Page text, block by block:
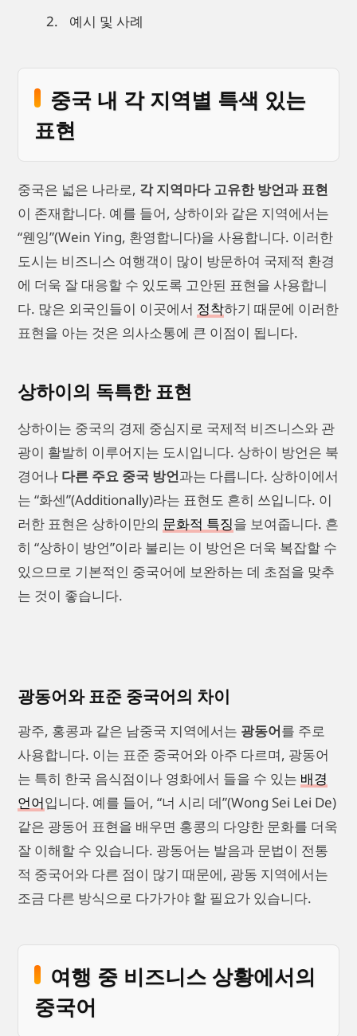
예시 및 사례
중국 내 각 지역별 특색 있는
표현
중국은 넓은 나라로, 각 지역마다 고유한 방언과 표현
이 존재합니다. 예를 들어, 상하이와 같은 지역에서는
“웬잉”(Wein Ying, 환영합니다)을 사용합니다. 이러한
도시는 비즈니스 여행객이 많이 방문하여 국제적 환경
에 더욱 잘 대응할 수 있도록 고안된 표현을 사용합니
다. 많은 외국인들이 이곳에서 정착하기 때문에 이러한
표현을 아는 것은 의사소통에 큰 이점이 됩니다.
상하이의 독특한 표현
상하이는 중국의 경제 중심지로 국제적 비즈니스와 관
광이 활발히 이루어지는 도시입니다. 상하이 방언은 북
경어나 다른 주요 중국 방언과는 다릅니다. 상하이에서
는 “화센”(Additionally)라는 표현도 흔히 쓰입니다. 이
러한 표현은 상하이만의 문화적 특징을 보여줍니다. 흔
히 “상하이 방언”이라 불리는 이 방언은 더욱 복잡할 수
있으므로 기본적인 중국어에 보완하는 데 초점을 맞추
는 것이 좋습니다.
광동어와 표준 중국어의 차이
광주, 홍콩과 같은 남중국 지역에서는 광동어를 주로
사용합니다. 이는 표준 중국어와 아주 다르며, 광동어
는 특히 한국 음식점이나 영화에서 들을 수 있는 배경
언어입니다. 예를 들어, “너 시리 데”(Wong Sei Lei De)
같은 광동어 표현을 배우면 홍콩의 다양한 문화를 더욱
잘 이해할 수 있습니다. 광동어는 발음과 문법이 전통
적 중국어와 다른 점이 많기 때문에, 광동 지역에서는
조금 다른 방식으로 다가가야 할 필요가 있습니다.
여행 중 비즈니스 상황에서의
중국어